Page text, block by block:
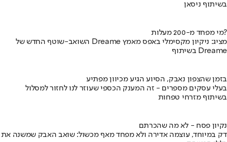
בשיתוף ניסאן
מי מפחד מ-200 מעלות?
השואב-שוטף החדש של Dreame מציג: ניקיון מקסימלי באפס מאמץ
בשיתוף Dreame
בזמן שהצפון נאבק, הסיוע הגיע מכיוון מפתיע
בעלי עסקים מספרים - זה המענק הכספי שעוזר לנו לחזור למסלול
בשיתוף מזרחי טפחות
נקיון פסח - לא מה שהכרתם
דק במיוחד, עוצמה אדירה ולא מפחד מאף מכשול: שואב האבק שמשנה את